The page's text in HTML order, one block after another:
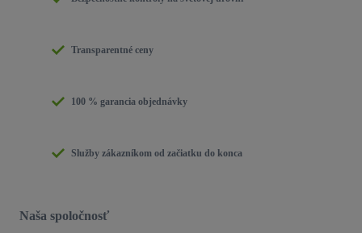
Transparentné ceny
100 % garancia objednávky
Služby zákazníkom od začiatku do konca
Naša spoločnosť